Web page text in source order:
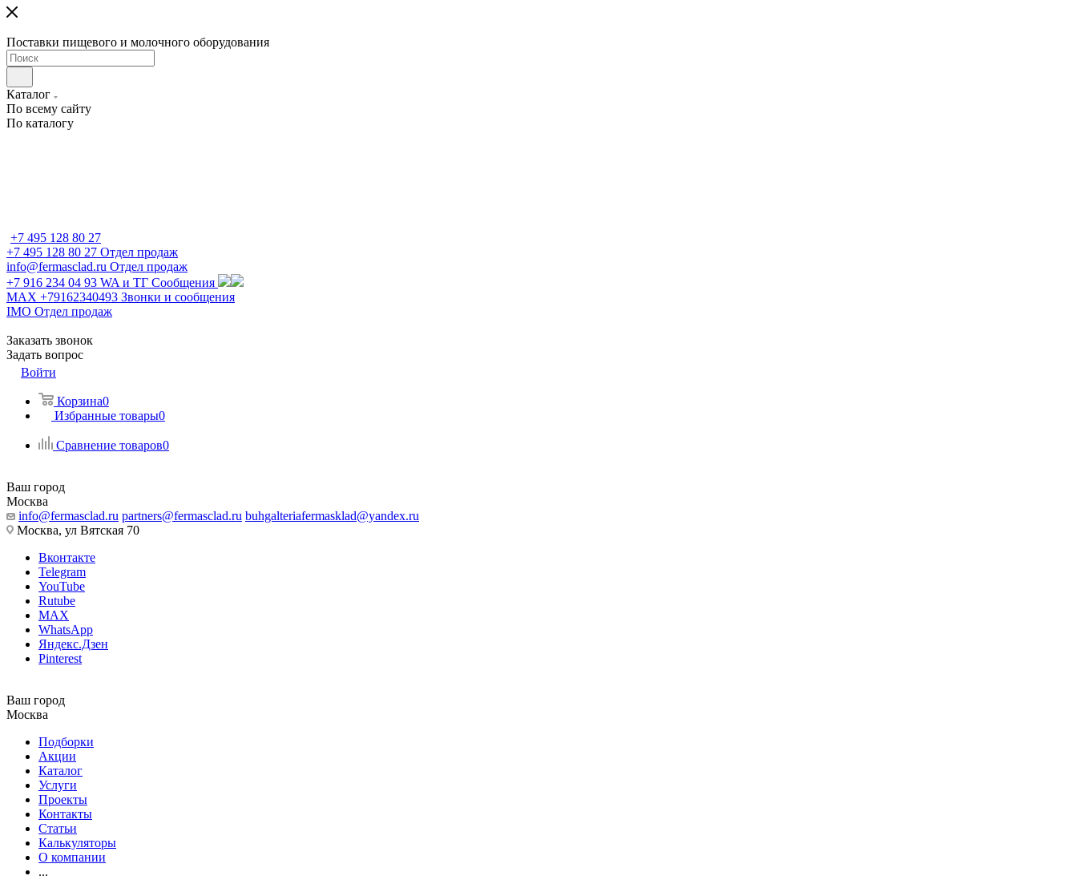
Поставки пищевого и молочного оборудования
Каталог
По всему сайту
По каталогу
+7 495 128 80 27
+7 495 128 80 27 Отдел продаж
info@fermasclad.ru Отдел продаж
+7 916 234 04 93 WA и ТГ Сообщения
MAX +79162340493 Звонки и сообщения
IMO Отдел продаж
Заказать звонок
Задать вопрос
Войти
Корзина0
Избранные товары0
Сравнение товаров0
Ваш город
Москва
info@fermasclad.ru partners@fermasclad.ru buhgalteriafermasklad@yandex.ru
Москва, ул Вятская 70
Вконтакте
Telegram
YouTube
Rutube
MAX
WhatsApp
Яндекс.Дзен
Pinterest
Ваш город
Москва
Подборки
Акции
Каталог
Услуги
Проекты
Контакты
Статьи
Калькуляторы
О компании
...